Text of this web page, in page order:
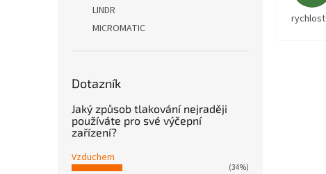
LINDR
MICROMATIC
Dotazník
Jaký způsob tlakování nejraději
používáte pro své výčepní
zařízení?
Vzduchem
(34%)
rychlost